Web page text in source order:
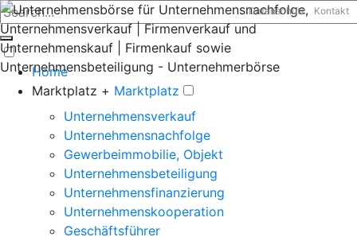
Datenschutz Kontakt
Home
Marktplatz + Marktplatz
Unternehmensverkauf
Unternehmensnachfolge
Gewerbeimmobilie, Objekt
Unternehmensbeteiligung
Unternehmensfinanzierung
Unternehmenskooperation
Geschäftsführer